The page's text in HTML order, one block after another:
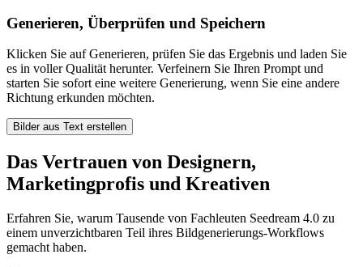
Generieren, Überprüfen und Speichern
Klicken Sie auf Generieren, prüfen Sie das Ergebnis und laden Sie
es in voller Qualität herunter. Verfeinern Sie Ihren Prompt und
starten Sie sofort eine weitere Generierung, wenn Sie eine andere
Richtung erkunden möchten.
Bilder aus Text erstellen
Das Vertrauen von Designern,
Marketingprofis und Kreativen
Erfahren Sie, warum Tausende von Fachleuten Seedream 4.0 zu
einem unverzichtbaren Teil ihres Bildgenerierungs-Workflows
gemacht haben.